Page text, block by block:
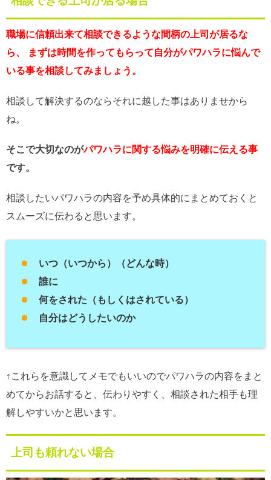
職場に信頼出来て相談できるような間柄の上司が居るな
ら、 まずは時間を作ってもらって自分がパワハラに悩んで
いる事を相談してみましょう。
相談して解決するのならそれに越した事はありませから
ね。
そこで大切なのがパワハラに関する悩みを明確に伝える事
です。
相談したいパワハラの内容を予め具体的にまとめておくと
スムーズに伝わると思います。
いつ（いつから）（どんな時）
誰に
何をされた（もしくはされている）
自分はどうしたいのか
↑これらを意識してメモでもいいのでパワハラの内容をまと
めてからお話すると、伝わりやすく、相談された相手も理
解しやすいかと思います。
上司も頼れない場合